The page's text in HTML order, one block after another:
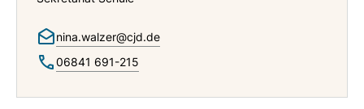
nina.walzer@cjd.de
06841 691-215